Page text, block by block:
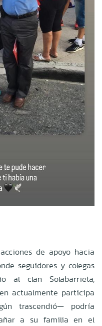
de apoyo hacia
seguidores y colegas
al clan Solabarrieta,
actualmente participa
trascendió— podría
a su familia en el